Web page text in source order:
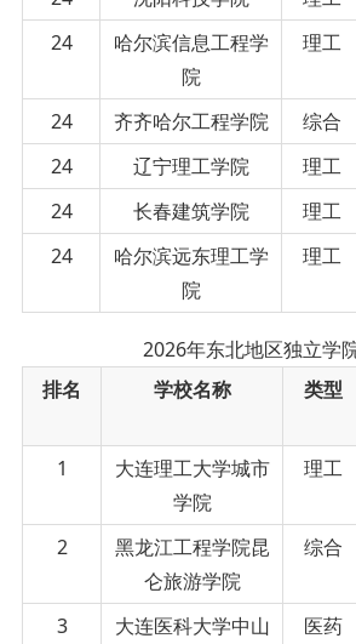
24
哈尔滨信息工程学
院
理工
24 齐齐哈尔工程学院 综合
24
辽宁理工学院 理工
24
长春建筑学院 理工
24
哈尔滨远东理工学
院
理工
2026年东北地区独立学
排名
学校名称 类型
1
大连理工大学城市
学院
理工
2
黑龙江工程学院昆
仑旅游学院
综合
3
大连医科大学中山
医药